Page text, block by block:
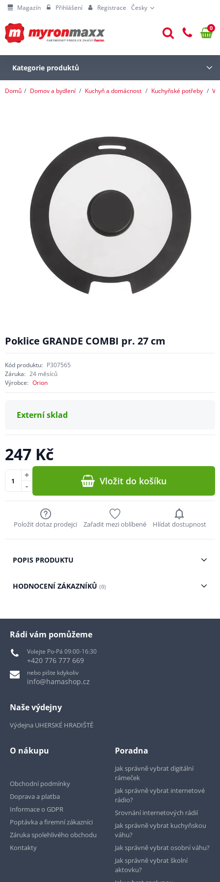
Magazín Přihlášení Registrace Česky
0
Kategorie produktů
Domů Domov a bydlení Kuchyň a domácnost Kuchyňské potřeby
Poklice GRANDE COMBI pr. 27 cm
Kód produktu: P307565
Záruka: 24 měsíců
Výrobce: Orion
Externí sklad
247 Kč
-
+ Vložit do košíku
Položit dotaz prodejci Zařadit mezi oblíbené Hlídat dostupnost
POPIS PRODUKTU
HODNOCENÍ ZÁKAZNÍKŮ (0)
Rádi vám pomůžeme
Volejte Po-Pá 09:00-16:30
+420 776 777 669
nebo pište kdykoliv
info@hamashop.cz
Naše výdejny
Výdejna UHERSKÉ HRADIŠTĚ
O nákupu
Obchodní podmínky
Doprava a platba
Informace o GDPR
Poptávka a firemní zákazníci
Záruka spolehlivého obchodu
Kontakty
Poradna
Jak správně vybrat digitální
rámeček
Jak správně vybrat internetové
rádio?
Srovnání internetových rádií
Jak správně vybrat kuchyňskou
váhu?
Jak správně vybrat osobní váhu?
Jak správně vybrat školní
aktovku?